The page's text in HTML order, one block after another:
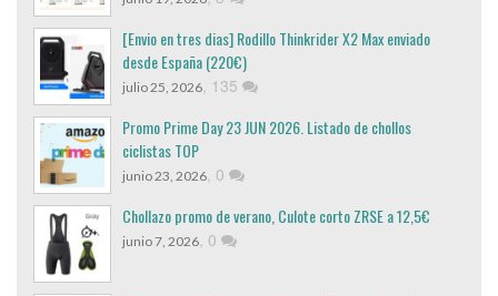
[Envio en tres dias] Rodillo Thinkrider X2 Max enviado
desde España (220€)
julio 25, 2026, 135
Promo Prime Day 23 JUN 2026. Listado de chollos
ciclistas TOP
junio 23, 2026, 0
Chollazo promo de verano, Culote corto ZRSE a 12,5€
junio 7, 2026, 0